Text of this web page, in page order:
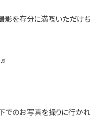
影を存分に満喫いただけち
でのお写真を撮りに行かれ